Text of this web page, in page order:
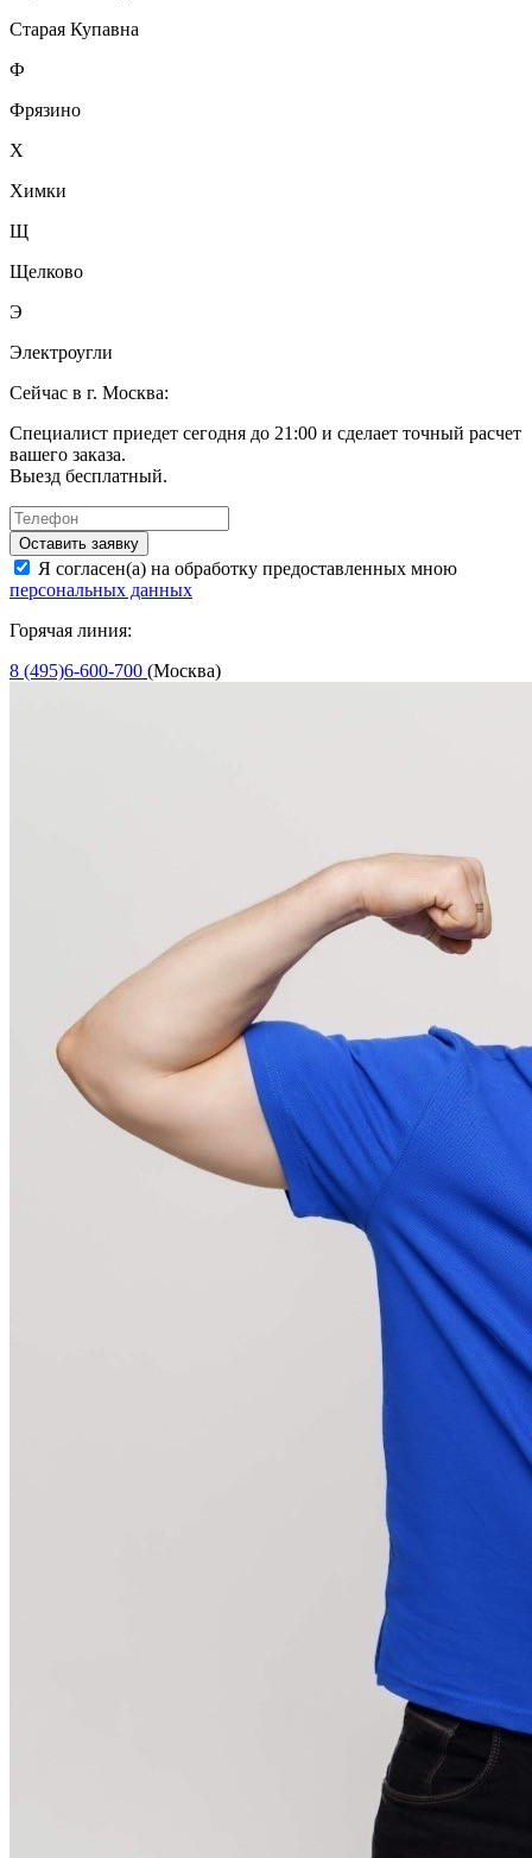
Старая Купавна
Ф
Фрязино
Х
Химки
Щ
Щелково
Э
Электроугли
Сейчас в г. Москва:
Специалист приедет сегодня до 21:00 и сделает точный расчет
вашего заказа.
Выезд бесплатный.
Оставить заявку
Я согласен(а) на обработку предоставленных мною
персональных данных
Горячая линия:
8 (495)6-600-700 (Москва)